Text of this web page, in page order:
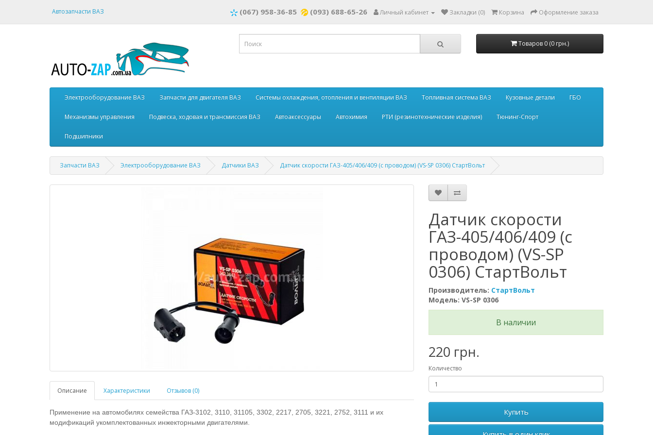
Автозапчасти ВАЗ (067) 958-36-85 (093) 688-65-26 Личный кабинет Закладки (0) Корзина Оформление заказа
Товаров 0 (0 грн.)
Электрооборудование ВАЗ Запчасти для двигателя ВАЗ Системы охлаждения, отопления и вентиляции ВАЗ Топливная система ВАЗ Кузовные детали ГБО
Механизмы управления Подвеска, ходовая и трансмиссия ВАЗ Автоаксессуары Автохимия РТИ (резинотехнические изделия) Тюнинг-Спорт
Подшипники
Запчасти ВАЗ Электрооборудование ВАЗ Датчики ВАЗ Датчик скорости ГАЗ-405/406/409 (с проводом) (VS-SP 0306) СтартВольт
Описание Характеристики Отзывов (0)
Применение на автомобилях семейства ГАЗ-3102, 3110, 31105, 3302, 2217, 2705, 3221, 2752, 3111 и их
модификаций укомплектованных инжекторными двигателями.
Датчик скорости
ГАЗ-405/406/409 (с
проводом) (VS-SP
0306) СтартВольт
Производитель: СтартВольт
Модель: VS-SP 0306
В наличии
220 грн.
Количество
Купить